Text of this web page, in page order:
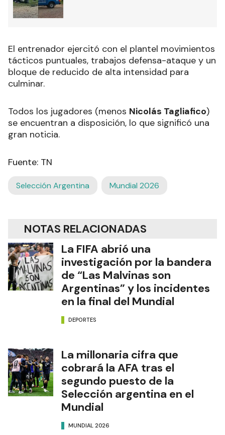
El entrenador ejercitó con el plantel movimientos
tácticos puntuales, trabajos defensa-ataque y un
bloque de reducido de alta intensidad para
culminar.
Todos los jugadores (menos Nicolás Tagliafico)
se encuentran a disposición, lo que significó una
gran noticia.
Fuente: TN
Selección Argentina Mundial 2026
NOTAS RELACIONADAS
La FIFA abrió una
investigación por la bandera
de “Las Malvinas son
Argentinas” y los incidentes
en la final del Mundial
DEPORTES
La millonaria cifra que
cobrará la AFA tras el
segundo puesto de la
Selección argentina en el
Mundial
MUNDIAL 2026